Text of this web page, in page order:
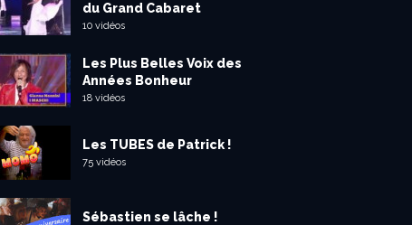
du Grand Cabaret
10 vidéos
Les Plus Belles Voix des
Années Bonheur
18 vidéos
Les TUBES de Patrick !
75 vidéos
Sébastien se lâche !